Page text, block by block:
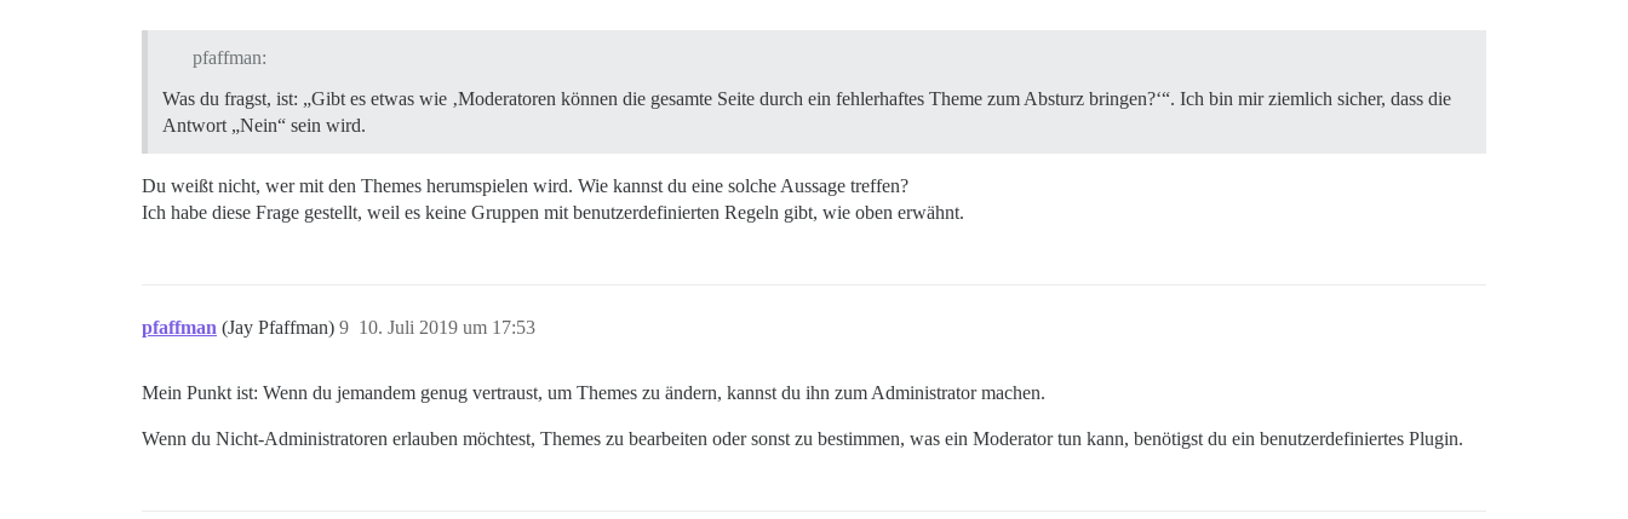
pfaffman:
Was du fragst, ist: „Gibt es etwas wie ‚Moderatoren können die gesamte Seite durch ein fehlerhaftes Theme zum Absturz bringen?‘“. Ich bin mir ziemlich sicher, dass die
Antwort „Nein“ sein wird.
Du weißt nicht, wer mit den Themes herumspielen wird. Wie kannst du eine solche Aussage treffen?
Ich habe diese Frage gestellt, weil es keine Gruppen mit benutzerdefinierten Regeln gibt, wie oben erwähnt.
pfaffman (Jay Pfaffman) 10. Juli 2019 um 17:53
9
Mein Punkt ist: Wenn du jemandem genug vertraust, um Themes zu ändern, kannst du ihn zum Administrator machen.
Wenn du Nicht-Administratoren erlauben möchtest, Themes zu bearbeiten oder sonst zu bestimmen, was ein Moderator tun kann, benötigst du ein benutzerdefiniertes Plugin.